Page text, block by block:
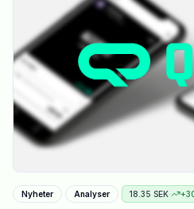
Nyheter Analyser 18.35 SEK· +